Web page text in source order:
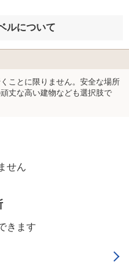
ルについて
ことに限りません。安全な場所
丈な高い建物なども選択肢で
せん
きます